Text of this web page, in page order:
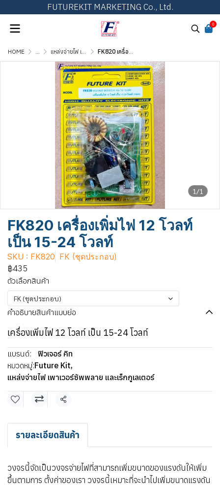
FUTUREKIT MARKETING Co., Ltd.
0
HOME ... แหล่งจ่ายไฟ เพาเวอร์ซัพพลาย และเร็กกูเลเตอร์ FK820 เครื่องเพิ่มไฟ 12 โวลท์ เป็น 15-24 โวลท์
1/1
FK820 เครื่องเพิ่มไฟ 12 โวลท์
เป็น 15-24 โวลท์
SKU : FK820 FK (ชุดประกอบ)
฿435
ตัวเลือกสินค้า
FK (ชุดประกอบ)
คำอธิบายสินค้าแบบย่อ
เครื่องเพิ่มไฟ 12 โวลท์ เป็น 15-24 โวลท์
แบรนด์:
ฟิวเจอร์ คิท
หมวดหมู่:Future Kit,
แหล่งจ่ายไฟ เพาเวอร์ซัพพลาย และเร็กกูเลเตอร์
แชร์
รายละเอียดสินค้า
วงจรนี้จัดเป็นวงจรจ่ายไฟที่สามารถเพิ่มขนาดของแรงดันให้เพิ่ม
ขึ้นตามการ ตั้งค่าของเรา วงจรนี้เหมาะที่จะนำไปเพิ่มขนาดแรงดัน